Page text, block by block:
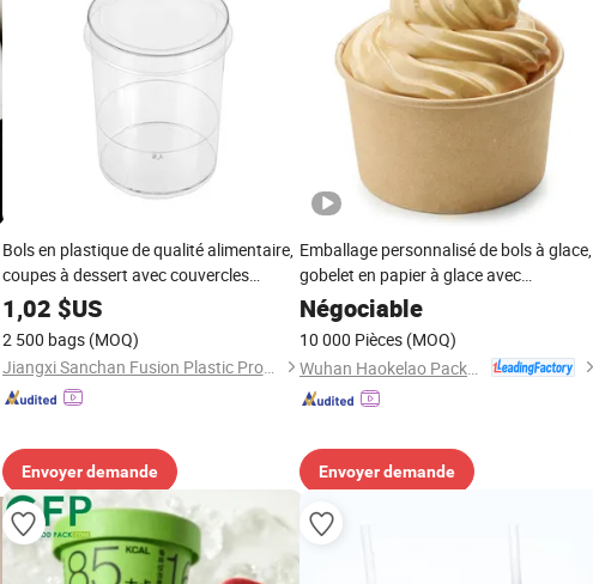
Bols en plastique de qualité alimentaire,
coupes à dessert avec couvercles
réutilisables pour jus de fruits
1,02 $US
2 500 bags (MOQ)
Jiangxi Sanchan Fusion Plastic Products Co., Ltd.
Envoyer demande
Emballage personnalisé de bols à glace,
gobelet en papier à glace avec
couvercles
Négociable
10 000 Pièces (MOQ)
Envoyer demande